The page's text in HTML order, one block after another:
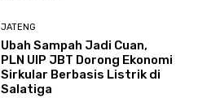
JATENG
Ubah Sampah Jadi Cuan,
PLN UIP JBT Dorong Ekonomi
Sirkular Berbasis Listrik di
Salatiga